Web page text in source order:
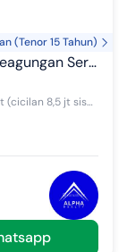
(Tenor 15 Tahun)
Serang Banten
Cash Keras Rp 1,32M Over Credit/Take Over 500Jt (cicilan 8,5 jt sisa 11 tahunan) Detail Properti ini adalah: - Kamar Tidur: 3 - Kamar Mandi: ...